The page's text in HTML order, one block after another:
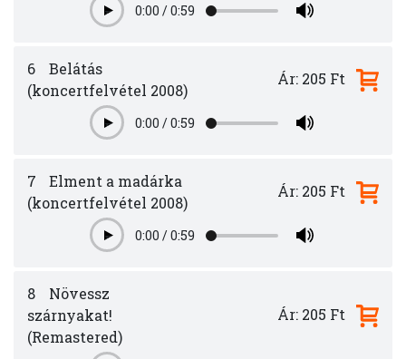
Play0:00 /0:59
6
Belátás
(koncertfelvétel 2008)
Play0:00 /0:59
Ár: 205 Ft
7
Elment a madárka
(koncertfelvétel 2008)
Play0:00 /0:59
Ár: 205 Ft
8
Növessz
szárnyakat!
(Remastered)
Ár: 205 Ft